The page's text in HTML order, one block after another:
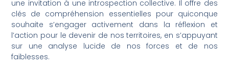
une invitation à une introspection collective. Il offre des
clés de compréhension essentielles pour quiconque
souhaite s’engager activement dans la réflexion et
l’action pour le devenir de nos territoires, en s’appuyant
sur une analyse lucide de nos forces et de nos
faiblesses.